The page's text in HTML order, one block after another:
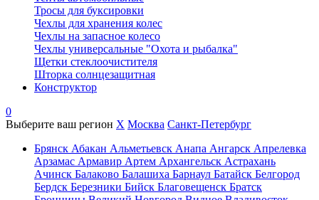
Тросы для буксировки
Чехлы для хранения колес
Чехлы на запасное колесо
Чехлы универсальные "Охота и рыбалка"
Щетки стеклоочистителя
Шторка солнцезащитная
Конструктор
0
Выберите ваш регион X Москва Санкт-Петербург
Брянск Абакан Альметьевск Анапа Ангарск Апрелевка
Арзамас Армавир Артем Архангельск Астрахань
Ачинск Балаково Балашиха Барнаул Батайск Белгород
Бердск Березники Бийск Благовещенск Братск